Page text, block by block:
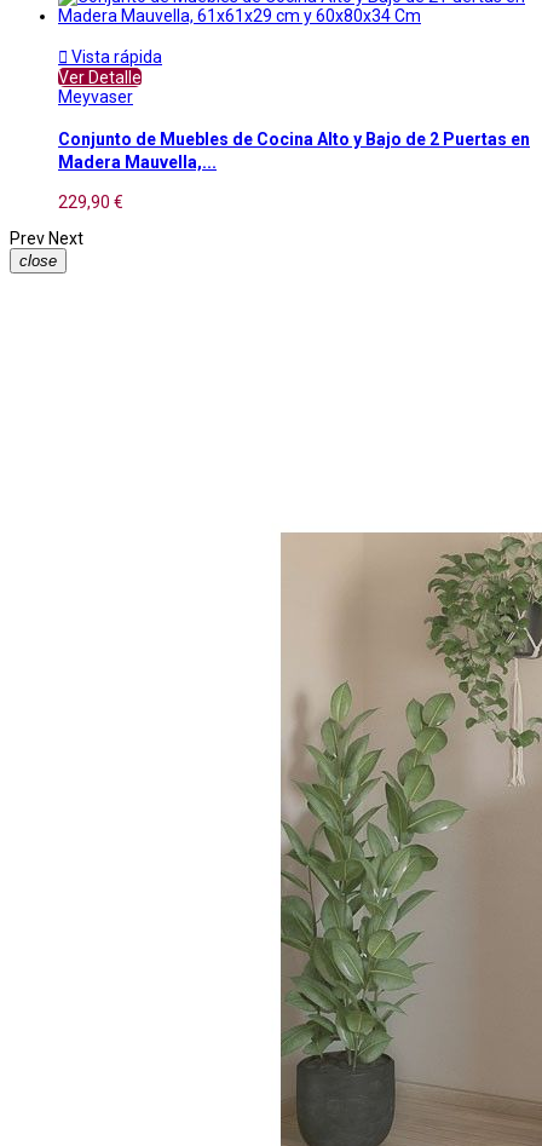
 Vista rápida
Ver Detalle
Meyvaser
Conjunto de Muebles de Cocina Alto y Bajo de 2 Puertas en
Madera Mauvella,...
229,90 €
Prev Next
close